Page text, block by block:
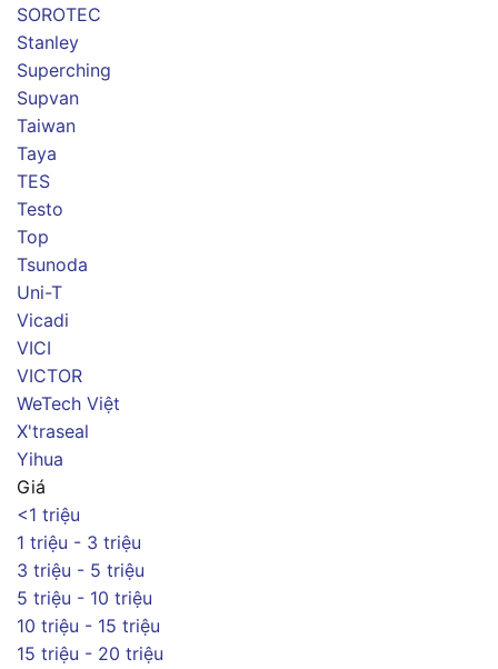
SOROTEC
Stanley
Superching
Supvan
Taiwan
Taya
TES
Testo
Top
Tsunoda
Uni-T
Vicadi
VICI
VICTOR
WeTech Việt
X'traseal
Yihua
Giá
<1 triệu
1 triệu - 3 triệu
3 triệu - 5 triệu
5 triệu - 10 triệu
10 triệu - 15 triệu
15 triệu - 20 triệu